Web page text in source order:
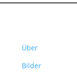
Über
Bilder